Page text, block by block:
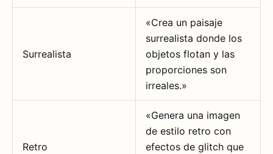
Surrealista
«Crea un paisaje
surrealista donde los
objetos flotan y las
proporciones son
irreales.»
Retro
«Genera una imagen
de estilo retro con
efectos de glitch que